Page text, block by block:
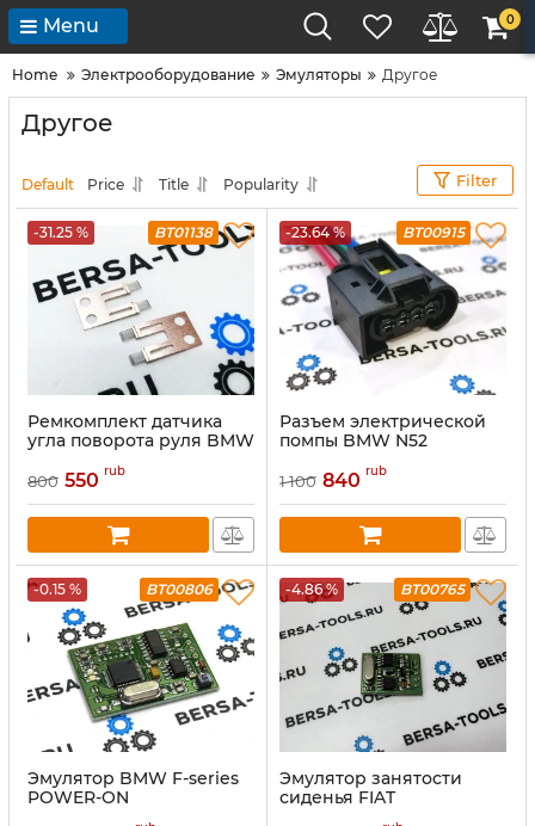
Menu 0
Home Электрооборудование Эмуляторы Другое
Другое
Default Price Title Popularity Filter
-31.25 % BT01138
Ремкомплект датчика
угла поворота руля BMW
800 550 rub
-23.64 % BT00915
Разъем электрической
помпы BMW N52
1 100 840 rub
-0.15 % BT00806
Эмулятор BMW F-series
POWER-ON
-4.86 % BT00765
Эмулятор занятости
сиденья FIAT